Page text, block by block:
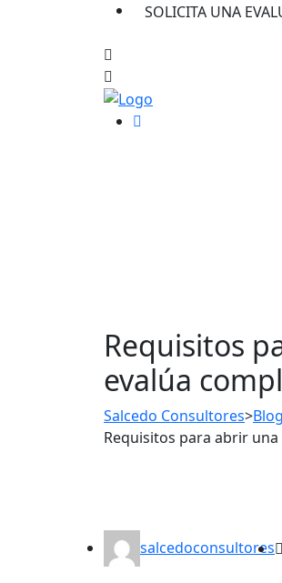
SOLICITA UNA
Requisitos
evalúa
Salcedo Consultores>Blog
Requisitos para abrir
salcedoconsultores